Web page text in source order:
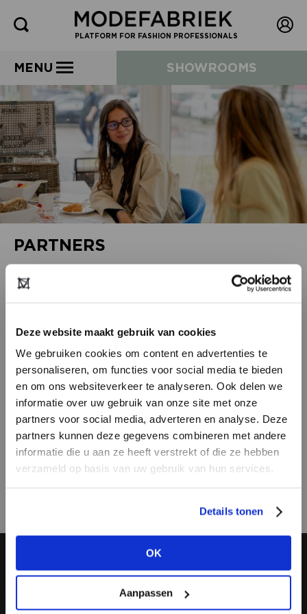
Deze website maakt gebruik van cookies
We gebruiken cookies om content en advertenties te
personaliseren, om functies voor social media te bieden
en om ons websiteverkeer te analyseren. Ook delen we
informatie over uw gebruik van onze site met onze
partners voor social media, adverteren en analyse. Deze
partners kunnen deze gegevens combineren met andere
informatie die u aan ze heeft verstrekt of die ze hebben
verzameld op basis van uw gebruik van hun services.
Details tonen
OK
Aanpassen
PLATFORM FOR FASHION PROFESSIONALS
MENU SHOWROOMS
HEB JE NOG GEEN
ACCOUNT?
aan of bekijk de andere mogelijkheden.
BEKIJK ALLE OPTIES
PARTNERS
SAMENWERKEN
Interesse in een samenwerking? We zijn
benieuwd naar jouw ideeën! Dus neem vooral
contact met ons op.
ALGEMENE INFO
OVER ONS
MODEFABRIEK BV
FIRMA C